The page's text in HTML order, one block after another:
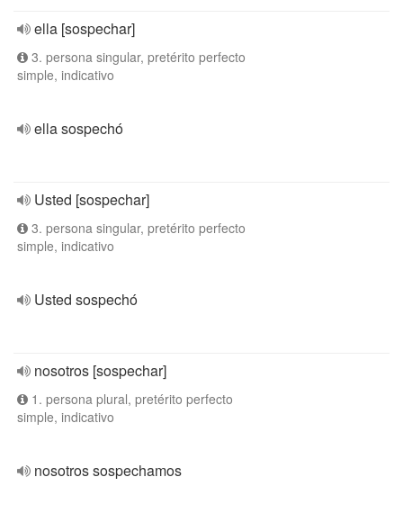
ella [sospechar]
3. persona singular, pretérito perfecto
simple, indicativo
ella sospechó
Usted [sospechar]
3. persona singular, pretérito perfecto
simple, indicativo
Usted sospechó
nosotros [sospechar]
1. persona plural, pretérito perfecto
simple, indicativo
nosotros sospechamos